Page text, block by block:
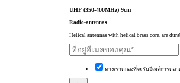
UHF (350-400MHz) 9cm
Radio-antennas
Helical antennas with helical brass core, are
ทางเราตกลงที่จะรับอีเมล์การตล